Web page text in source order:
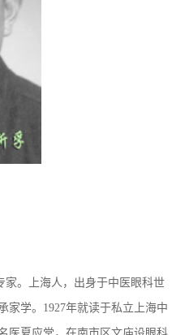
家。上海人，出身于中医眼科世
家学。1927年就读于私立上海中